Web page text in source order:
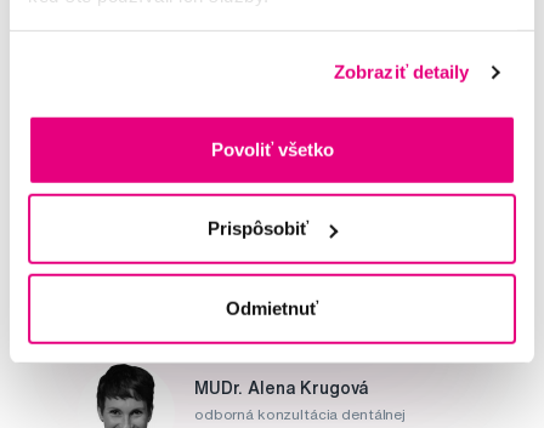
Zobraziť detaily
Povoliť všetko
Prispôsobiť
Odmietnuť
Potřebujete poradit?
Napište našim odborníkům
MUDr. Alena Krugová
odborná konzultácia dentálnej